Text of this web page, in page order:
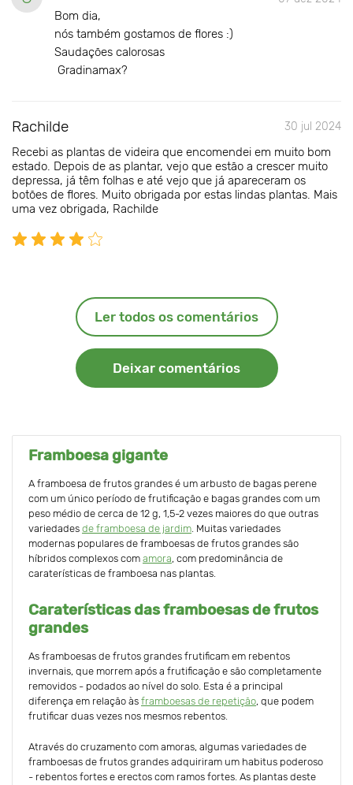
Bom dia,
nós também gostamos de flores :)
Saudações calorosas
Gradinamax?
Rachilde 30 jul 2024
Recebi as plantas de videira que encomendei em muito bom
estado. Depois de as plantar, vejo que estão a crescer muito
depressa, já têm folhas e até vejo que já apareceram os
botões de flores. Muito obrigada por estas lindas plantas. Mais
uma vez obrigada, Rachilde
Ler todos os comentários
Deixar comentários
Framboesa gigante
A framboesa de frutos grandes é um arbusto de bagas perene
com um único período de frutificação e bagas grandes com um
peso médio de cerca de 12 g, 1,5-2 vezes maiores do que outras
variedades de framboesa de jardim. Muitas variedades
modernas populares de framboesas de frutos grandes são
híbridos complexos com amora, com predominância de
caraterísticas de framboesa nas plantas.
Caraterísticas das framboesas de frutos
grandes
As framboesas de frutos grandes frutificam em rebentos
invernais, que morrem após a frutificação e são completamente
removidos - podados ao nível do solo. Esta é a principal
diferença em relação às framboesas de repetição, que podem
frutificar duas vezes nos mesmos rebentos.
Através do cruzamento com amoras, algumas variedades de
framboesas de frutos grandes adquiriram um habitus poderoso
- rebentos fortes e erectos com ramos fortes. As plantas deste